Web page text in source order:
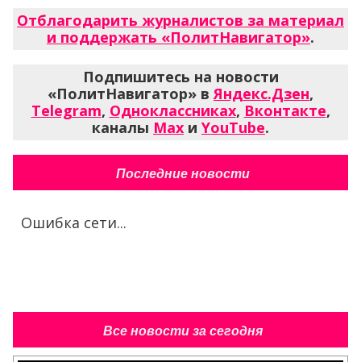
Отблагодарить журналистов за материал
и поддержать «ПолитНавигатор».
Подпишитесь на новости
«ПолитНавигатор» вЯндекс.Дзен,
Telegram, Одноклассниках, Вконтакте,
каналы Max и YouTube.
Последние новости
Ошибка сети...
Все новости за сегодня